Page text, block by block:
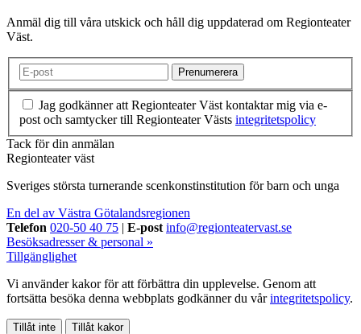
Anmäl dig till våra utskick och håll dig uppdaterad om Regionteater
Väst.
Jag godkänner att Regionteater Väst kontaktar mig via e-
post och samtycker till Regionteater Västs integritetspolicy
Tack för din anmälan
Regionteater väst
Sveriges största turnerande scenkonstinstitution för barn och unga
En del av Västra Götalandsregionen
Telefon 020-50 40 75 | E-post info@regionteatervast.se
Besöksadresser & personal »
Tillgänglighet
Vi använder kakor för att förbättra din upplevelse. Genom att
fortsätta besöka denna webbplats godkänner du vårintegritetspolicy.
Tillåt inte Tillåt kakor